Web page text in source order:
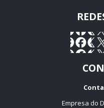
Empresa do